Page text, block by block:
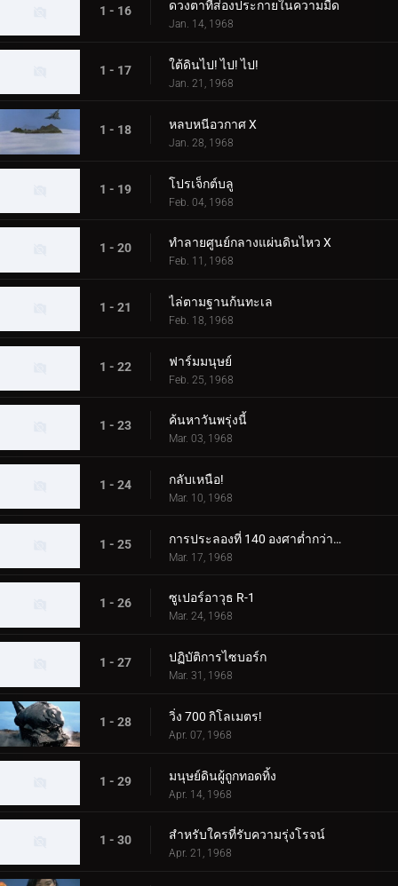
1 - 16 ดวงตาที่ส่องประกายในความมืด
Jan. 14, 1968
1 - 17 ใต้ดินไป! ไป! ไป!
Jan. 21, 1968
1 - 18 หลบหนีอวกาศ X
Jan. 28, 1968
1 - 19 โปรเจ็กต์บลู
Feb. 04, 1968
1 - 20 ทำลายศูนย์กลางแผ่นดินไหว X
Feb. 11, 1968
1 - 21 ไล่ตามฐานก้นทะเล
Feb. 18, 1968
1 - 22 ฟาร์มมนุษย์
Feb. 25, 1968
1 - 23 ค้นหาวันพรุ่งนี้
Mar. 03, 1968
1 - 24 กลับเหนือ!
Mar. 10, 1968
1 - 25 การประลองที่ 140 องศาต่ำกว่าศูนย์
Mar. 17, 1968
1 - 26 ซูเปอร์อาวุธ R-1
Mar. 24, 1968
1 - 27 ปฏิบัติการไซบอร์ก
Mar. 31, 1968
1 - 28 วิ่ง 700 กิโลเมตร!
Apr. 07, 1968
1 - 29 มนุษย์ดินผู้ถูกทอดทิ้ง
Apr. 14, 1968
1 - 30 สำหรับใครที่รับความรุ่งโรจน์
Apr. 21, 1968